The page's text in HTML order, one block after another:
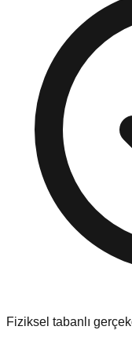
Fiziksel tabanlı